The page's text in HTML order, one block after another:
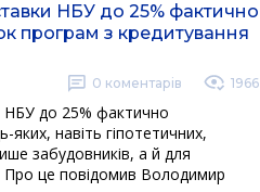
НБУ до 25% фактично
програм з кредитування
0 коментарів 1966
НБУ до 25% фактично
навіть гіпотетичних,
забудовників, а й для
Про це повідомив Володимир